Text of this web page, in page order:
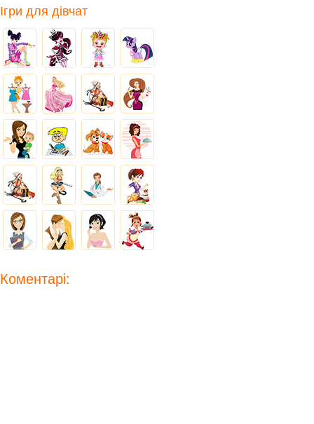
Ігри для дівчат
Коментарі: